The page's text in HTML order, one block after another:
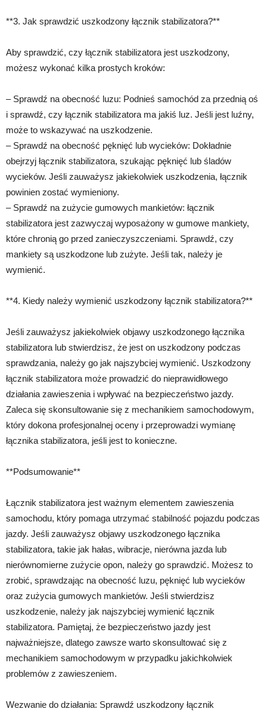
**3. Jak sprawdzić uszkodzony łącznik stabilizatora?**
Aby sprawdzić, czy łącznik stabilizatora jest uszkodzony,
możesz wykonać kilka prostych kroków:
– Sprawdź na obecność luzu: Podnieś samochód za przednią oś
i sprawdź, czy łącznik stabilizatora ma jakiś luz. Jeśli jest luźny,
może to wskazywać na uszkodzenie.
– Sprawdź na obecność pęknięć lub wycieków: Dokładnie
obejrzyj łącznik stabilizatora, szukając pęknięć lub śladów
wycieków. Jeśli zauważysz jakiekolwiek uszkodzenia, łącznik
powinien zostać wymieniony.
– Sprawdź na zużycie gumowych mankietów: łącznik
stabilizatora jest zazwyczaj wyposażony w gumowe mankiety,
które chronią go przed zanieczyszczeniami. Sprawdź, czy
mankiety są uszkodzone lub zużyte. Jeśli tak, należy je
wymienić.
**4. Kiedy należy wymienić uszkodzony łącznik stabilizatora?**
Jeśli zauważysz jakiekolwiek objawy uszkodzonego łącznika
stabilizatora lub stwierdzisz, że jest on uszkodzony podczas
sprawdzania, należy go jak najszybciej wymienić. Uszkodzony
łącznik stabilizatora może prowadzić do nieprawidłowego
działania zawieszenia i wpływać na bezpieczeństwo jazdy.
Zaleca się skonsultowanie się z mechanikiem samochodowym,
który dokona profesjonalnej oceny i przeprowadzi wymianę
łącznika stabilizatora, jeśli jest to konieczne.
**Podsumowanie**
Łącznik stabilizatora jest ważnym elementem zawieszenia
samochodu, który pomaga utrzymać stabilność pojazdu podczas
jazdy. Jeśli zauważysz objawy uszkodzonego łącznika
stabilizatora, takie jak hałas, wibracje, nierówna jazda lub
nierównomierne zużycie opon, należy go sprawdzić. Możesz to
zrobić, sprawdzając na obecność luzu, pęknięć lub wycieków
oraz zużycia gumowych mankietów. Jeśli stwierdzisz
uszkodzenie, należy jak najszybciej wymienić łącznik
stabilizatora. Pamiętaj, że bezpieczeństwo jazdy jest
najważniejsze, dlatego zawsze warto skonsultować się z
mechanikiem samochodowym w przypadku jakichkolwiek
problemów z zawieszeniem.
Wezwanie do działania: Sprawdź uszkodzony łącznik